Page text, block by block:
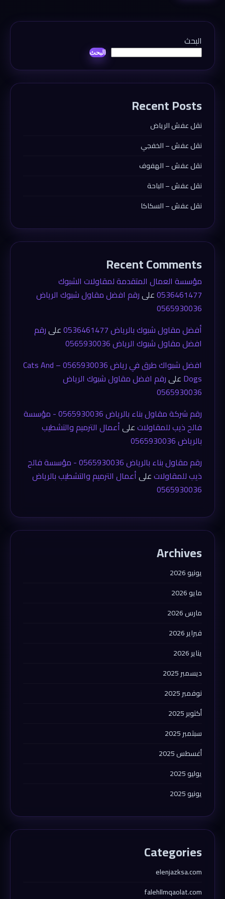
البحث
البحث
Recent Posts
نقل عفش الرياض
نقل عفش – الخفجي
نقل عفش – الهفوف
نقل عفش – الباحة
نقل عفش – السكاكا
Recent Comments
مؤسسة العمال المتقدمة لمقاولات الشبوك
0536461477علىرقم افضل مقاول شبوك الرياض
0565930036
أفضل مقاول شبوك بالرياض 0536461477
علىرقم
افضل مقاول شبوك الرياض 0565930036
افضل شبواك طرق في رياض 0565930036 – Cats And
Dogs علىرقم افضل مقاول شبوك الرياض
0565930036
رقم شركة مقاول بناء بالرياض 0565930036 - مؤسسة
فالح ذيب للمقاولاتعلىأعمال الترميم والتشطيب
بالرياض 0565930036
رقم مقاول بناء بالرياض 0565930036 - مؤسسة فالح
ذيب للمقاولاتعلىأعمال الترميم والتشطيب بالرياض
0565930036
Archives
يونيو 2026
مايو 2026
مارس 2026
فبراير 2026
يناير 2026
ديسمبر 2025
نوفمبر 2025
أكتوبر 2025
سبتمبر 2025
أغسطس 2025
يوليو 2025
يونيو 2025
Categories
elenjazksa.com
falehllmqaolat.com